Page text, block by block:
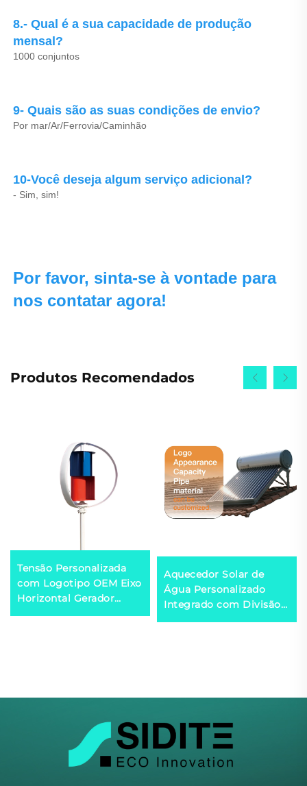
8.- Qual é a sua capacidade de produção
mensal?
1000 conjuntos
9- Quais são as suas condições de envio?
Por mar/Ar/Ferrovia/Caminhão
10-Você deseja algum serviço adicional?
- Sim, sim!
Por favor, sinta-se à vontade para
nos contatar agora!
Produtos Recomendados
Tensão Personalizada
com Logotipo OEM Eixo
Horizontal Gerador
Eólico de 100W-50kW
Aquecedor Solar de
Água Personalizado
Integrado com Divisão
Pressurizado Não-
Industrial